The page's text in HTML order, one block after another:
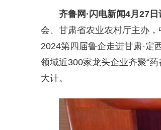
齐鲁网 ·闪电新闻4月27日
会、甘肃省农业农村厅主办
2024第四届鲁企走进甘肃·定
领域近300家龙头企业齐聚“
大计。